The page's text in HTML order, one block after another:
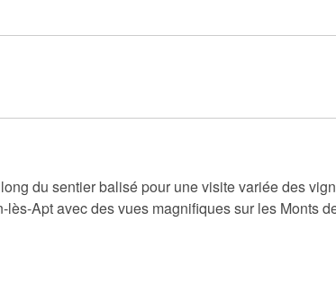
du sentier balisé pour une visite variée des
Apt avec des vues magnifiques sur les Monts